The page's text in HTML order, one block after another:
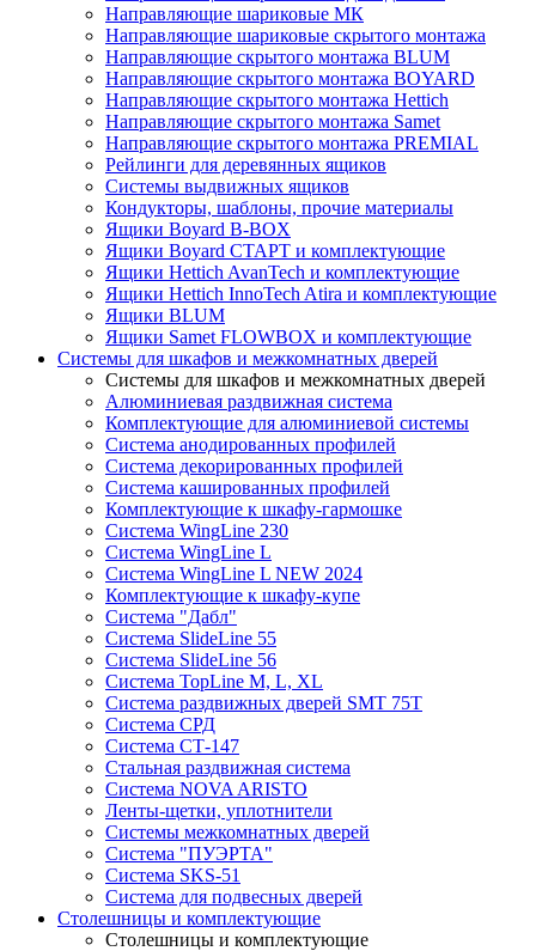
Направляющие шариковые МК
Направляющие шариковые скрытого монтажа
Направляющие скрытого монтажа BLUM
Направляющие скрытого монтажа BOYARD
Направляющие скрытого монтажа Hettich
Направляющие скрытого монтажа Samet
Направляющие скрытого монтажа PREMIAL
Рейлинги для деревянных ящиков
Системы выдвижных ящиков
Кондукторы, шаблоны, прочие материалы
Ящики Boyard B-BOX
Ящики Boyard СТАРТ и комплектующие
Ящики Hettich AvanTech и комплектующие
Ящики Hettich InnoTech Atira и комплектующие
Ящики BLUM
Ящики Samet FLOWBOX и комплектующие
Системы для шкафов и межкомнатных дверей
Системы для шкафов и межкомнатных дверей
Алюминиевая раздвижная система
Комплектующие для алюминиевой системы
Система анодированных профилей
Система декорированных профилей
Система кашированных профилей
Комплектующие к шкафу-гармошке
Система WingLine 230
Система WingLine L
Система WingLine L NEW 2024
Комплектующие к шкафу-купе
Система "Дабл"
Система SlideLine 55
Система SlideLine 56
Система TopLine M, L, XL
Система раздвижных дверей SMT 75T
Система СРД
Система СТ-147
Стальная раздвижная система
Система NOVA ARISTO
Ленты-щетки, уплотнители
Системы межкомнатных дверей
Система "ПУЭРТА"
Система SKS-51
Система для подвесных дверей
Столешницы и комплектующие
Столешницы и комплектующие